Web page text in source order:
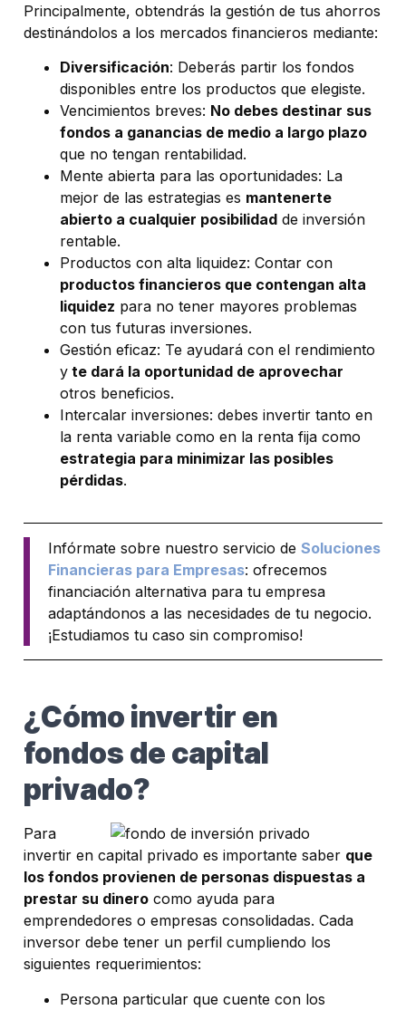
Principalmente, obtendrás la gestión de tus ahorros
destinándolos a los mercados financieros mediante:
Diversificación: Deberás partir los fondos
disponibles entre los productos que elegiste.
Vencimientos breves: No debes destinar sus
fondos a ganancias de medio a largo plazo
que no tengan rentabilidad.
Mente abierta para las oportunidades: La
mejor de las estrategias es mantenerte
abierto a cualquier posibilidad de inversión
rentable.
Productos con alta liquidez: Contar con
productos financieros que contengan alta
liquidez para no tener mayores problemas
con tus futuras inversiones.
Gestión eficaz: Te ayudará con el rendimiento
y te dará la oportunidad de aprovechar
otros beneficios.
Intercalar inversiones: debes invertir tanto en
la renta variable como en la renta fija como
estrategia para minimizar las posibles
pérdidas.
Infórmate sobre nuestro servicio de Soluciones
Financieras para Empresas: ofrecemos
financiación alternativa para tu empresa
adaptándonos a las necesidades de tu negocio.
¡Estudiamos tu caso sin compromiso!
¿Cómo invertir en
fondos de capital
privado?
Para
invertir en capital privado es importante saber que
los fondos provienen de personas dispuestas a
prestar su dinero como ayuda para
emprendedores o empresas consolidadas. Cada
inversor debe tener un perfil cumpliendo los
siguientes requerimientos:
Persona particular que cuente con los